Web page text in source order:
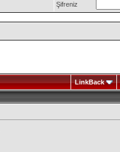
Şifreniz
LinkBack